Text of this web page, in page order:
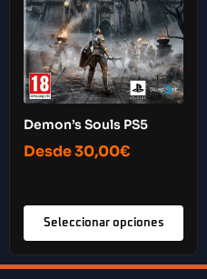
Demon’s Souls PS5
Desde30,00€
Seleccionar opciones